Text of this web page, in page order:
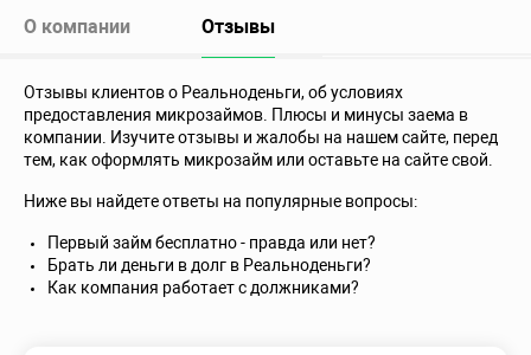
О компании Отзывы
Отзывы клиентов о Реальноденьги, об условиях
предоставления микрозаймов. Плюсы и минусы заема в
компании. Изучите отзывы и жалобы на нашем сайте, перед
тем, как оформлять микрозайм или оставьте на сайте свой.
Ниже вы найдете ответы на популярные вопросы:
Первый займ бесплатно - правда или нет?
Брать ли деньги в долг в Реальноденьги?
Как компания работает с должниками?